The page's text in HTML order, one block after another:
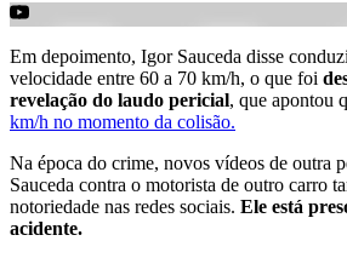
Em depoimento, Igor Sauceda disse
velocidade entre 60 a 70 km/h, o que foi
revelação do laudo pericial, que apontou
km/h no momento da colisão.
Na época do crime, novos vídeos de outra
Sauceda contra o motorista de outro carro
notoriedade nas redes sociais. Ele está
acidente.